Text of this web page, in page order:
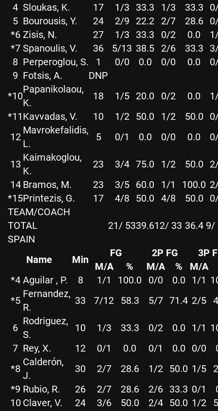
4 Sloukas, K. 17 1/3 33.3 1/3 33.3
5 Bourousis, Y. 24 2/9 22.2 2/7 28.6
*6 Zisis, N. 27 1/3 33.3 0/2 0.0
*7 Spanoulis, V. 36 5/13 38.5 2/6 33.3
8 Perperoglou, S. 1 0/0 0.0 0/0 0.0
9 Fotsis, A.
DNP
*10
Papanikolaou,
K.
18 1/5 20.0 0/2 0.0
*11Kavvadas, V. 10 1/2 50.0 1/2 50.0
12
Mavrokefalidis,
L.
5 0/1 0.0 0/0 0.0
13
Kaimakoglou,
K.
23 3/4 75.0 1/2 50.0
14 Bramos, M. 23 3/5 60.0 1/1 100.0
*15Printezis, G. 17 4/8 50.0 4/8 50.0
TEAM/COACH
TOTAL
21/ 5339.612/ 33 36.4 9/
SPAIN
Name
Min
FG 2P FG
3P
M/A
% M/A %
M/A
*4 Aguilar , P. 8 1/1 100.0 0/0 0.0 1/1
*5
Fernandez,
R.
33 7/12 58.3 5/7 71.4 2/5
6
Rodriguez,
S.
10 1/3 33.3 0/2 0.0 1/1
7 Rey, X. 12 0/1 0.0 0/1 0.0 0/0
*8
Calderón,
J.
30 2/7 28.6 1/2 50.0 1/5
*9 Rubio, R. 26 2/7 28.6 2/6 33.3 0/1
10 Claver, V. 24 3/6 50.0 2/4 50.0 1/2